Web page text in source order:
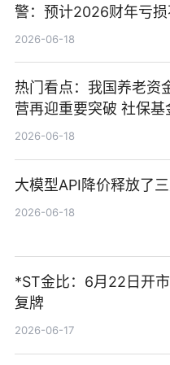
警：预计2026财年亏损
1000万港元
2026-06-18
热门看点：我国养老资
营再迎重要突破 社保基
货账户完成开立
2026-06-18
大模型API降价释放了
2026-06-18
*ST金比：6月22日开
复牌
2026-06-17